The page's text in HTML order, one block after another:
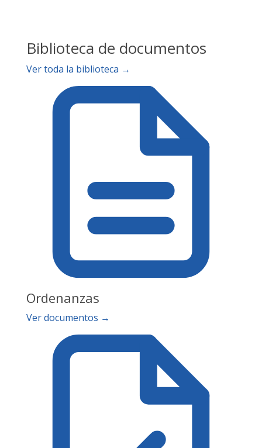
Biblioteca de documentos
Ver toda la biblioteca →
Ordenanzas
Ver documentos →